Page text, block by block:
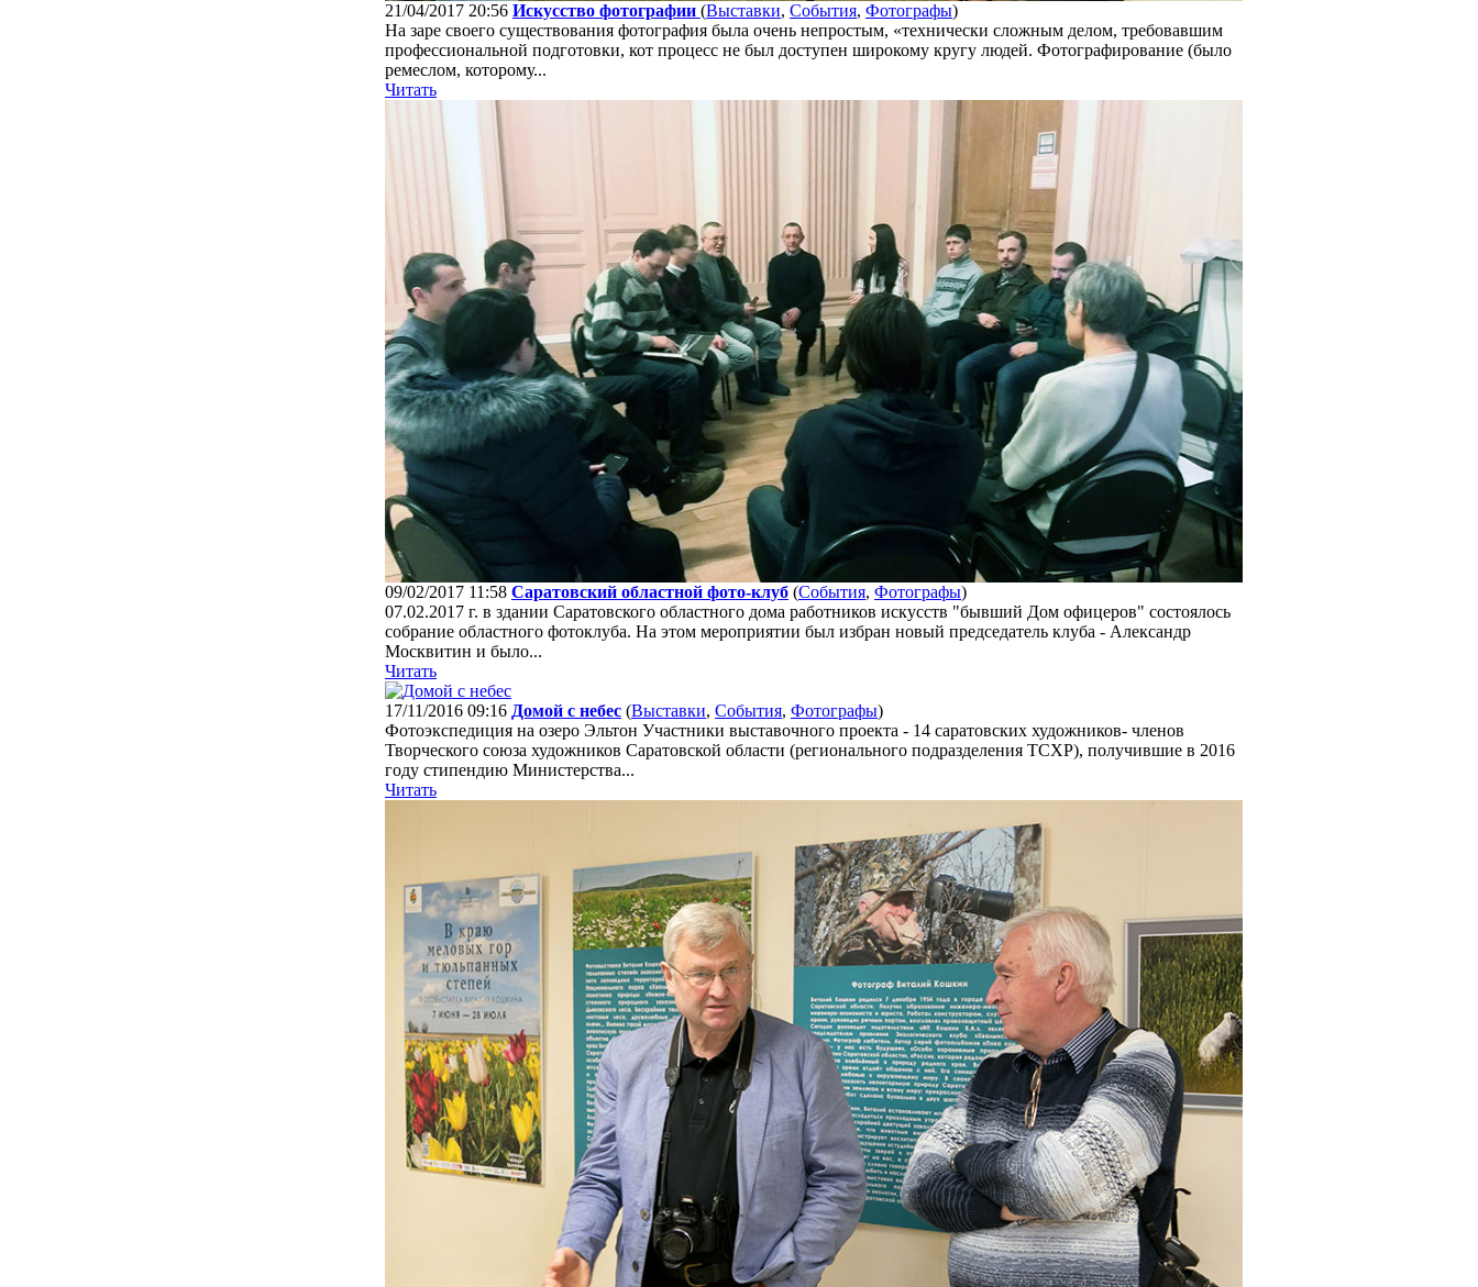
21/04/2017 20:56 Искусство фотографии (Выставки, События, Фотографы)
На заре своего существования фотография была очень непростым, «технически сложным делом, требовавшим
профессиональной подготовки, кот процесс не был доступен широкому кругу людей. Фотографирование (было
ремеслом, которому...
Читать
09/02/2017 11:58 Саратовский областной фото-клуб (События, Фотографы)
07.02.2017 г. в здании Саратовского областного дома работников искусств "бывший Дом офицеров" состоялось
собрание областного фотоклуба. На этом мероприятии был избран новый председатель клуба - Александр
Москвитин и было...
Читать
17/11/2016 09:16 Домой с небес (Выставки, События, Фотографы)
Фотоэкспедиция на озеро Эльтон Участники выставочного проекта - 14 саратовских художников- членов
Творческого союза художников Саратовской области (регионального подразделения ТСХР), получившие в 2016
году стипендию Министерства...
Читать